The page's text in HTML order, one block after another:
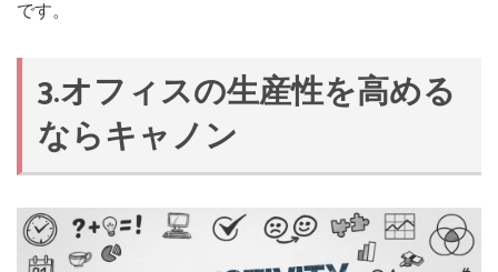
です。
3.オフィスの生産性を高める
ならキャノン